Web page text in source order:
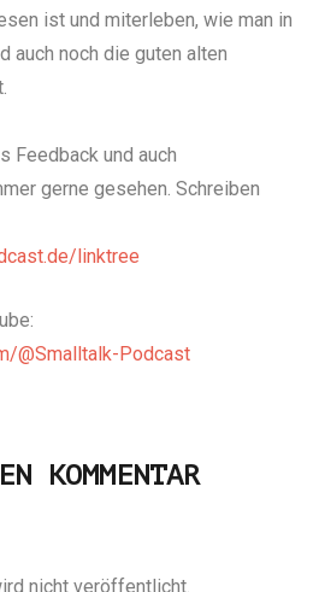
ist und miterleben, wie man in
auch noch die guten alten
Feedback und auch
gerne gesehen. Schreiben
linktree
@Smalltalk-Podcast
KOMMENTAR
nicht veröffentlicht.